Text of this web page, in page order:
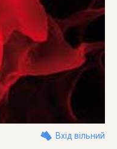
Вхід вільний